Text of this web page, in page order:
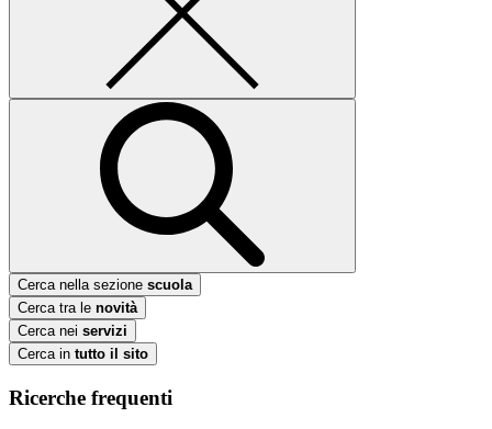
Cerca nella sezione scuola
Cerca tra le novità
Cerca nei servizi
Cerca in tutto il sito
Ricerche frequenti